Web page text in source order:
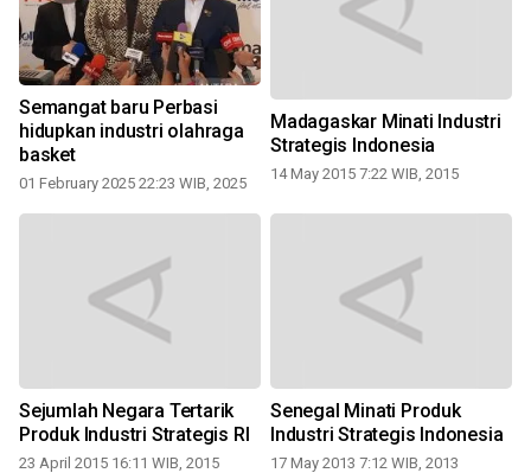
Semangat baru Perbasi
hidupkan industri olahraga
basket
01 February 2025 22:23 WIB, 2025
Madagaskar Minati Industri
Strategis Indonesia
14 May 2015 7:22 WIB, 2015
Sejumlah Negara Tertarik
Produk Industri Strategis RI
23 April 2015 16:11 WIB, 2015
Senegal Minati Produk
Industri Strategis Indonesia
17 May 2013 7:12 WIB, 2013